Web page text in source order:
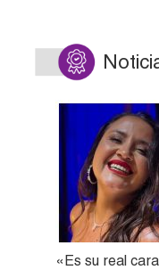
«Es su real